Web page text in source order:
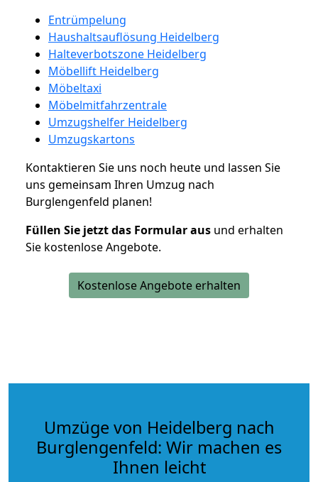
Entrümpelung
Haushaltsauflösung Heidelberg
Halteverbotszone Heidelberg
Möbellift Heidelberg
Möbeltaxi
Möbelmitfahrzentrale
Umzugshelfer Heidelberg
Umzugskartons
Kontaktieren Sie uns noch heute und lassen Sie
uns gemeinsam Ihren Umzug nach
Burglengenfeld planen!
Füllen Sie jetzt das Formular aus und erhalten
Sie kostenlose Angebote.
Kostenlose Angebote erhalten
Umzüge von Heidelberg nach
Burglengenfeld: Wir machen es
Ihnen leicht